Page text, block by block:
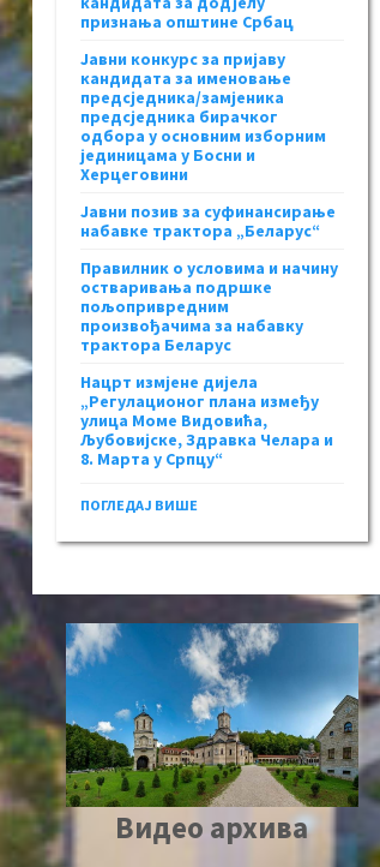
признања општине Србац
Јавни конкурс за пријаву
кандидата за именовање
предсједника/замјеника
предсједника бирачког
одбора у основним изборним
јединицама у Босни и
Херцеговини
Јавни позив за суфинансирање
набавке трактора „Беларус“
Правилник о условима и начину
остваривања подршке
пољопривредним
произвођачима за набавку
трактора Беларус
Нацрт измјене дијела
„Регулационог плана између
улица Моме Видовића,
Љубовијске, Здравка Челара и
8. Марта у Српцу“
ПОГЛЕДАЈ ВИШЕ
Видео архива